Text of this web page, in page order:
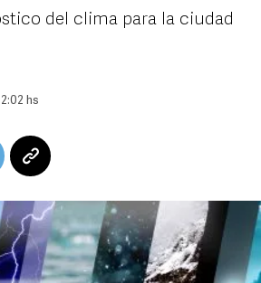
del clima para la ciudad
hs